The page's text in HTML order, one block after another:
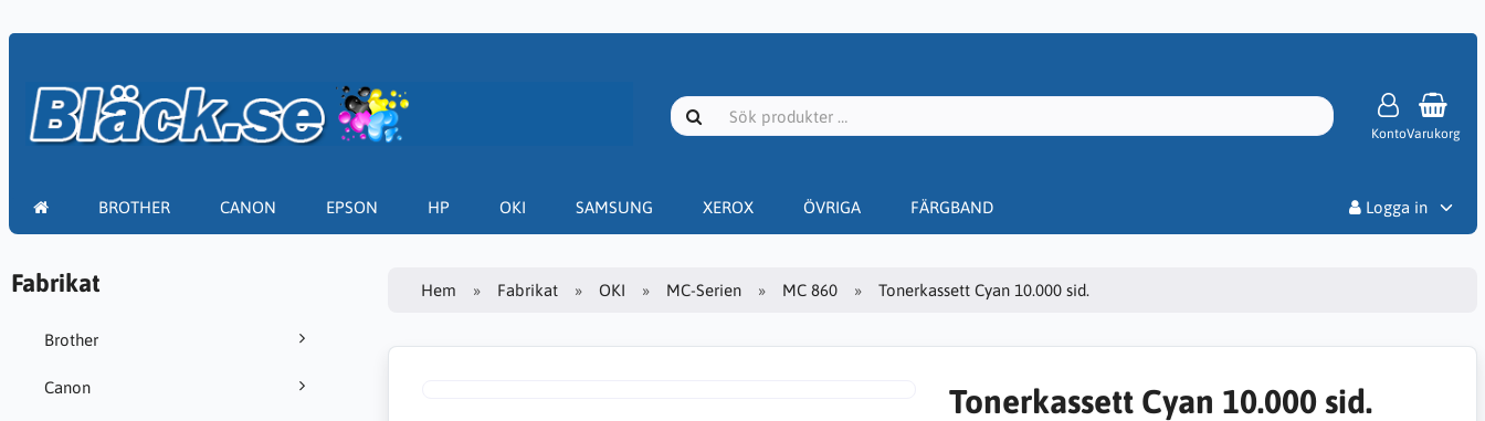
KontoVarukorg
BROTHER CANON EPSON HP OKI SAMSUNG XEROX ÖVRIGA FÄRGBAND
Logga in
Fabrikat
Brother
Canon
Hem Fabrikat OKI MC-Serien MC 860 Tonerkassett Cyan 10.000 sid.
Tonerkassett Cyan 10.000 sid.